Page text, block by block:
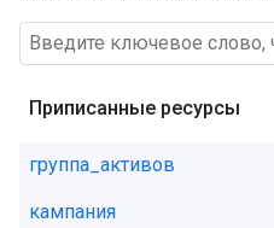
Приписанные ресурсы
группа_активов
кампания